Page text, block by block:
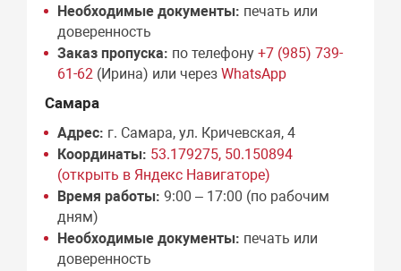
Необходимые документы: печать или
доверенность
Заказ пропуска: по телефону+7 (985) 739-
61-62 (Ирина) или черезWhatsApp
Самара
Адрес: г. Самара, ул. Кричевская, 4
Координаты: 53.179275, 50.150894
(открыть в Яндекс Навигаторе)
Время работы: 9:00 – 17:00 (по рабочим
дням)
Необходимые документы: печать или
доверенность